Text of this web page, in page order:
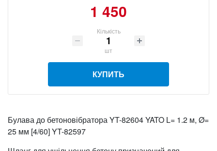
1 450
Кількість
шт
КУПИТЬ
Булава до бетоновібратора YT-82604 YATO L= 1.2 м, Ø=
25 мм [4/60] YT-82597